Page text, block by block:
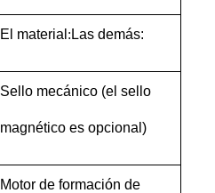
El material : Las demás:
Sello mecánico (el sello
magnético es opcional)
Motor de formación de